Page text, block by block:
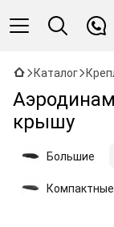
Каталог
крышу
Большие
Компактные